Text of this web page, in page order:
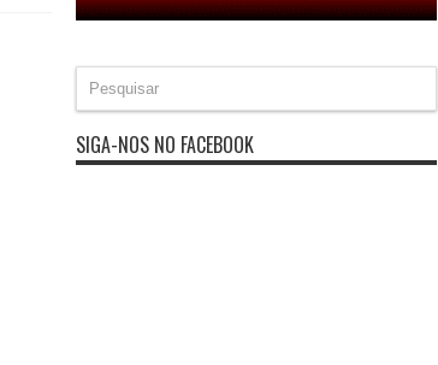
SIGA-NOS NO FACEBOOK